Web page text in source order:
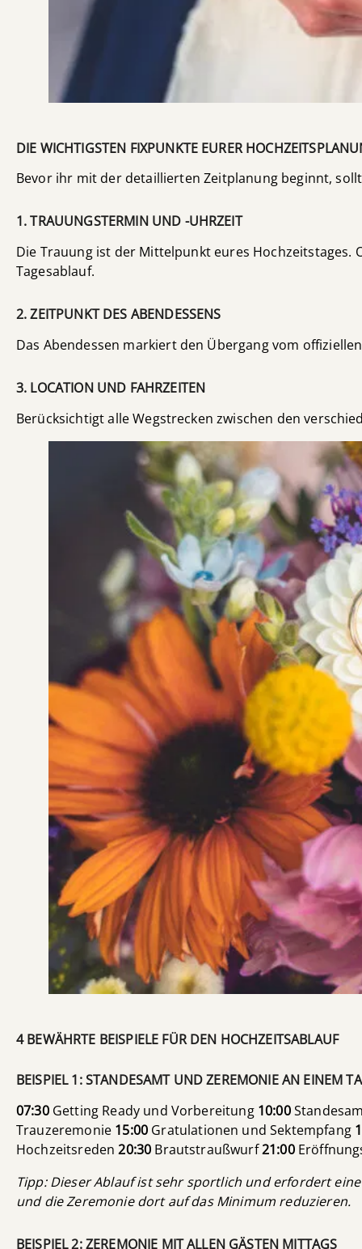
DIE WICHTIGSTEN FIXPUNKTE EURER
Bevor ihr mit der detaillierten Zeitplanung beginnt,
1. TRAUUNGSTERMIN UND -UHRZEIT
Die Trauung ist der Mittelpunkt eures
Tagesablauf.
2. ZEITPUNKT DES ABENDESSENS
Das Abendessen markiert den Übergang vom
3. LOCATION UND FAHRZEITEN
Berücksichtigt alle Wegstrecken zwischen den
4 BEWÄHRTE BEISPIELE FÜR DEN HOCHZEITSABLAUF
BEISPIEL 1: STANDESAMT UND ZEREMONIE AN EINEM
07:30Getting Ready und Vorbereitung 10:00
Trauzeremonie 15:00 Gratulationen und Sektempfang
Hochzeitsreden20:30 Brautstraußwurf21:00
Tipp: Dieser Ablauf ist sehr sportlich und erfordert
und die Zeremonie dort auf das Minimum reduzieren.
BEISPIEL 2: ZEREMONIE MIT ALLEN GÄSTEN MITTAGS